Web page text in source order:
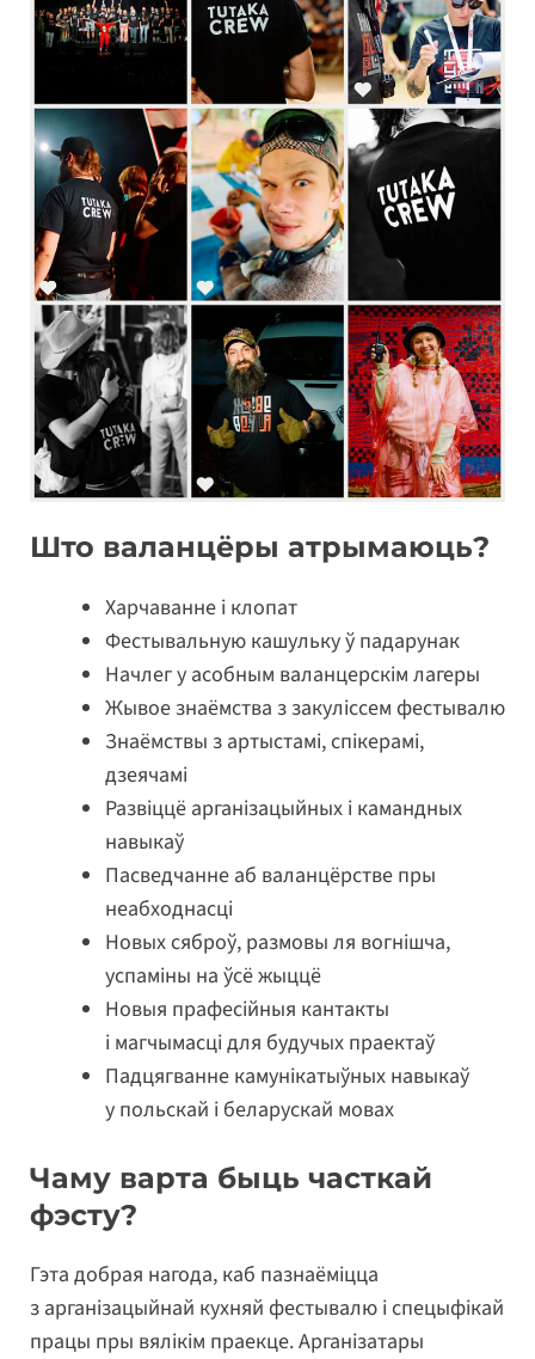
Што валанцёры атрымаюць?
Харчаванне і клопат
Фестывальную кашульку ў падарунак
Начлег у асобным валанцерскім лагеры
Жывое знаёмства з закуліссем фестывалю
Знаёмствы з артыстамі, спікерамі,
дзеячамі
Развіццё арганізацыйных і камандных
навыкаў
Пасведчанне аб валанцёрстве пры
неабходнасці
Новых сяброў, размовы ля вогнішча,
успаміны на ўсё жыццё
Новыя прафесійныя кантакты
і магчымасці для будучых праектаў
Падцягванне камунікатыўных навыкаў
у польскай і беларускай мовах
Чаму варта быць часткай
фэсту?
Гэта добрая нагода, каб пазнаёміцца
з арганізацыйнай кухняй фестывалю і спецыфікай
працы пры вялікім праекце. Арганізатары